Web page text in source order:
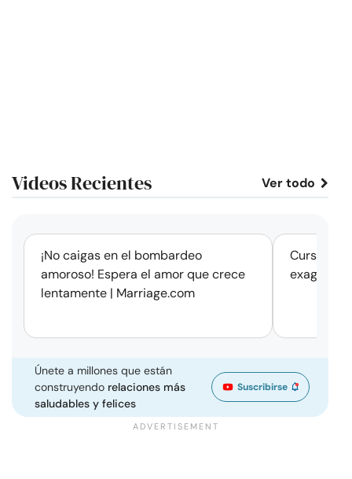
Videos Recientes Ver todo
¡No caigas en el bombardeo
amoroso! Espera el amor que crece
lentamente | Marriage.com
Cursos
Únete a millones que están
construyendo relaciones más
saludables y felices
Suscribirse